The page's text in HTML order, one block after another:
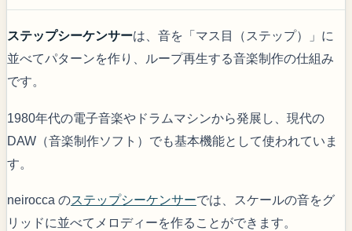
ステップシーケンサーは、音を「マス目（ステップ）」に
並べてパターンを作り、ループ再生する音楽制作の仕組み
です。
1980年代の電子音楽やドラムマシンから発展し、現代の
DAW（音楽制作ソフト）でも基本機能として使われていま
す。
neirocca のステップシーケンサーでは、スケールの音をグ
リッドに並べてメロディーを作ることができます。